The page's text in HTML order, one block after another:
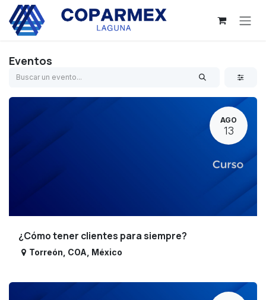
Ir al contenido
Eventos
AGO
13
¿Cómo tener clientes para siempre?
Torreón COA México